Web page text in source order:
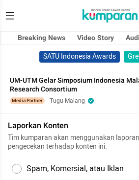
Breaking News Video Story
SATU Indonesia Awards
UM-UTM Gelar Simposium Indonesia
Research Consortium
Media Partner Tugu Malang
Laporkan Konten
Tim kumparan akan menggunakan
pengecekan terhadap konten ini.
Spam, Komersial, atau Iklan